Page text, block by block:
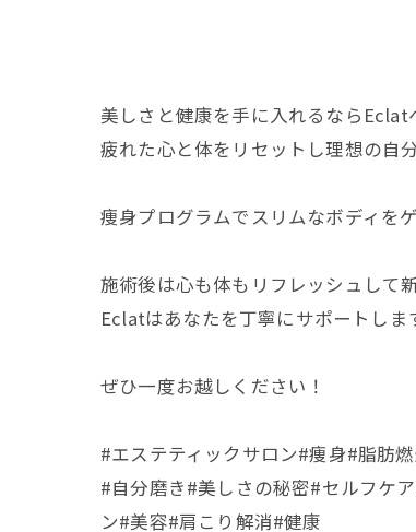
美しさと健康を手に入れるならEclat
疲れた心と体をリセットし理想の自
痩身プログラムでスリムなボディを
施術後は心も体もリフレッシュして
Eclatはあなたを丁寧にサポートしま
ぜひ一度お越しください！
#エステティックサロン#痩身#脂肪
#自分磨き#美しさの秘密#セルフケ
ン#美容#肩こり解消#健康